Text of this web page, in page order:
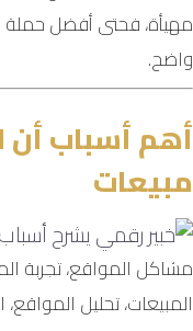
مهيأة، فحتى أفضل حملة
واضح.
أهم أسباب
مبيعات
المبيعات، تحليل المواقع،